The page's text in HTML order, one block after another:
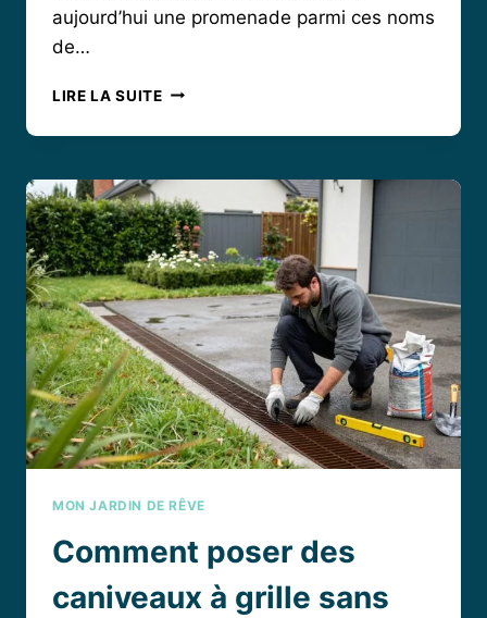
aujourd’hui une promenade parmi ces noms
de…
LIRE LA SUITEFLEURS
E
DÉCOUVREZ
LA
BEAUTÉ
INSOLITE
DES
PLANTES
AU
NOM
ÉNIGMATIQUE
MON JARDIN DE RÊVE
Comment poser des
caniveaux à grille sans